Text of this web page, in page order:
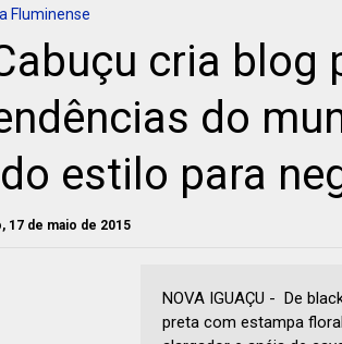
Fluminense
cria blog
do
estilo para
17 de maio de 2015
NOVA IGUAÇU - De
preta com estampa